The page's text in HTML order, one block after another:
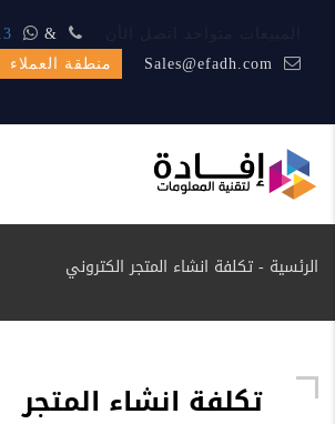
&
منطقة العملاء
الرئسية -تكلفة انشاء المتجر الكتروني
تكلفة انشاء المتجر